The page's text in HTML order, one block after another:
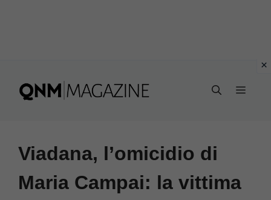
Viadana, l’omicidio di
Maria Campai: la vittima